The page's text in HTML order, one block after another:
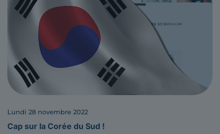
lundi 28 novembre 2022
Cap sur la Corée du Sud !